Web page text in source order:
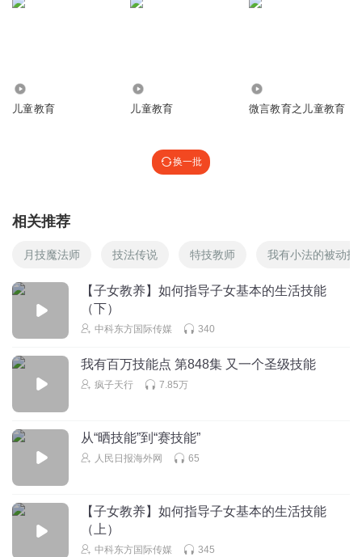
儿童教育 儿童教育 微言教育之儿童教育
换一批
相关推荐
月技魔法师 技法传说 特技教师 我有小法的被动技
【子女教养】如何指导子女基本的生活技能
（下）
中科东方国际传媒 340
我有百万技能点 第848集 又一个圣级技能
疯子天行 7.85万
从“晒技能”到“赛技能”
人民日报海外网 65
【子女教养】如何指导子女基本的生活技能
（上）
中科东方国际传媒 345